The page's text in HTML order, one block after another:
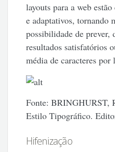
layouts para a web
e adaptativos,
possibilidade de prever,
resultados satisfatórios
média de caracteres por
Fonte: BRINGHURST,
Estilo Tipográfico.
Hifenização